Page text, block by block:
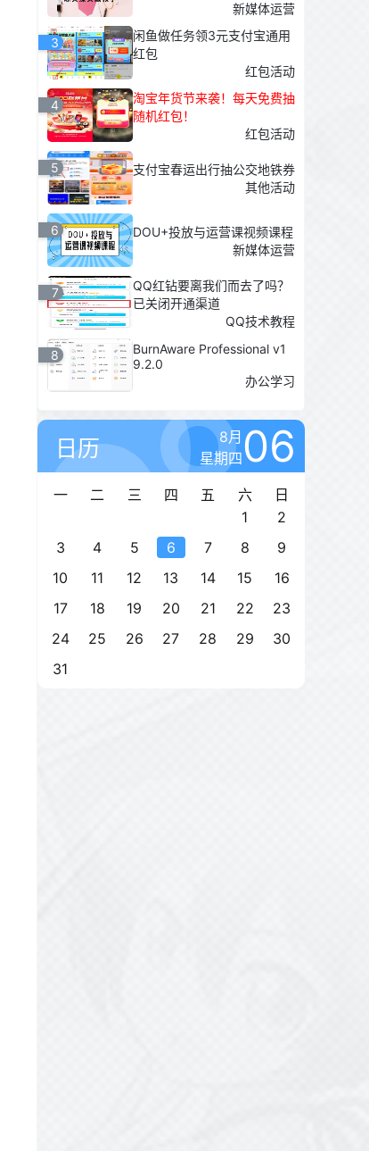
新媒体运营
3
闲鱼做任务领3元支付宝通用
红包
红包活动
4
淘宝年货节来袭！每天免费抽
随机红包！
红包活动
5
支付宝春运出行抽公交地铁券
其他活动
6
DOU+投放与运营课视频课程
新媒体运营
7
QQ红钻要离我们而去了吗？
已关闭开通渠道
QQ技术教程
8
BurnAware Professional v1
9.2.0
办公学习
日历
8月
星期四06
一 二 三 四 五 六
日
1
2
3
4 5 6 7 8
9
10
11 12 13 14 15
16
17
18 19 20 21 22
23
24
25 26 27 28 29
30
31